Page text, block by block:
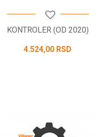
KONTROLER (OD 2020)
4.524,00 RSD